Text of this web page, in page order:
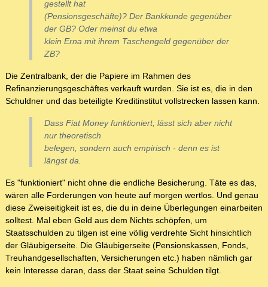
gestellt hat
(Pensionsgeschäfte)? Der Bankkunde gegenüber
der GB? Oder meinst du etwa
klein Erna mit ihrem Taschengeld gegenüber der
ZB?
Die Zentralbank, der die Papiere im Rahmen des
Refinanzierungsgeschäftes verkauft wurden. Sie ist es, die in den
Schuldner und das beteiligte Kreditinstitut vollstrecken lassen kann.
Dass Fiat Money funktioniert, lässt sich aber nicht
nur theoretisch
belegen, sondern auch empirisch - denn es ist
längst da.
Es "funktioniert" nicht ohne die endliche Besicherung. Täte es das,
wären alle Forderungen von heute auf morgen wertlos. Und genau
diese Zweiseitigkeit ist es, die du in deine Überlegungen einarbeiten
solltest. Mal eben Geld aus dem Nichts schöpfen, um
Staatsschulden zu tilgen ist eine völlig verdrehte Sicht hinsichtlich
der Gläubigerseite. Die Gläubigerseite (Pensionskassen, Fonds,
Treuhandgesellschaften, Versicherungen etc.) haben nämlich gar
kein Interesse daran, dass der Staat seine Schulden tilgt.